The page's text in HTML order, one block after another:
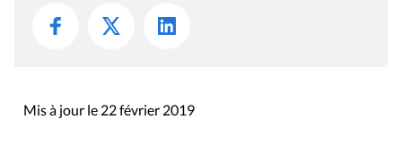
Mis à jour le 22 février 2019